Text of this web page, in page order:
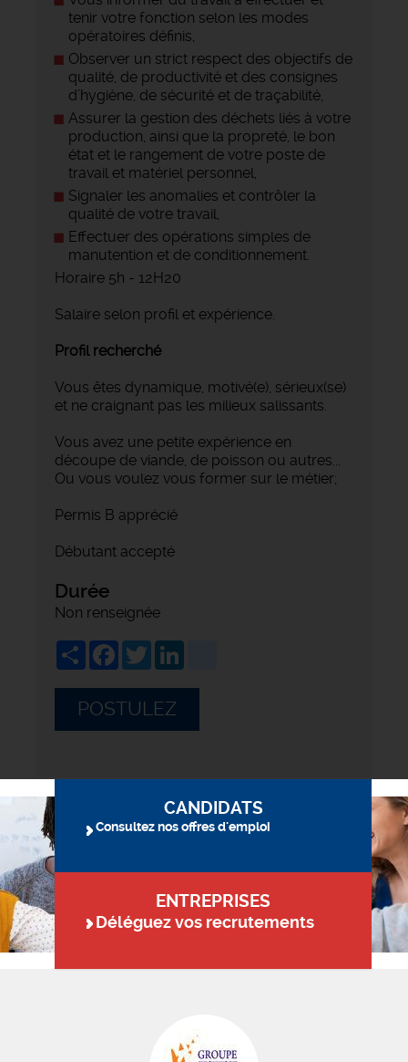
tenir votre fonction selon les modes
opératoires définis,
Observer un strict respect des objectifs de
qualité, de productivité et des consignes
d’hygiène, de sécurité et de traçabilité,
Assurer la gestion des déchets liés à votre
production, ainsi que la propreté, le bon
état et le rangement de votre poste de
travail et matériel personnel,
Signaler les anomalies et contrôler la
qualité de votre travail,
Effectuer des opérations simples de
manutention et de conditionnement.
Horaire 5h - 12H20
Salaire selon profil et expérience.
Profil recherché
Vous êtes dynamique, motivé(e), sérieux(se)
et ne craignant pas les milieux salissants.
Vous avez une petite expérience en
découpe de viande, de poisson ou autres...
Ou vous voulez vous former sur le métier;
Permis B apprécié
Débutant accepté
Durée
Non renseignée
ShareFacebook
Twitter
POSTULEZ
CANDIDATS
Consultez nos offres d'emploi
ENTREPRISES
Déléguez vos recrutements